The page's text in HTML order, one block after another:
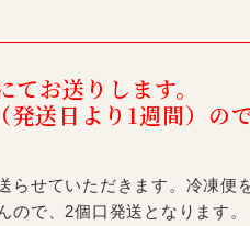
てお送りします。
送日より1週間）の
らせていただきます。冷凍便
で、2個口発送となります。